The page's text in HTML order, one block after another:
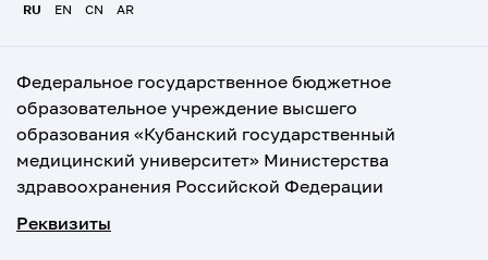
RU EN CN AR
Федеральное государственное бюджетное
образовательное учреждение высшего
образования «Кубанский государственный
медицинский университет» Министерства
здравоохранения Российской Федерации
Реквизиты